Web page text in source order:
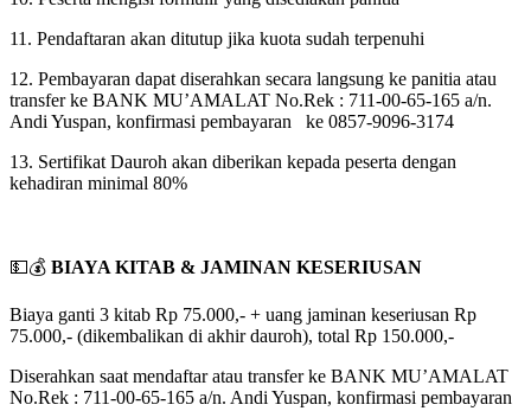
11. Pendaftaran akan ditutup jika kuota sudah terpenuhi
12. Pembayaran dapat diserahkan secara langsung ke panitia atau
transfer ke BANK MU’AMALAT No.Rek : 711-00-65-165 a/n.
Andi Yuspan, konfirmasi pembayaran ke 0857-9096-3174
13. Sertifikat Dauroh akan diberikan kepada peserta dengan
kehadiran minimal 80%
💵💰 BIAYA KITAB & JAMINAN KESERIUSAN
Biaya ganti 3 kitab Rp 75.000,- + uang jaminan keseriusan Rp
75.000,- (dikembalikan di akhir dauroh), total Rp 150.000,-
Diserahkan saat mendaftar atau transfer ke BANK MU’AMALAT
No.Rek : 711-00-65-165 a/n. Andi Yuspan, konfirmasi pembayaran